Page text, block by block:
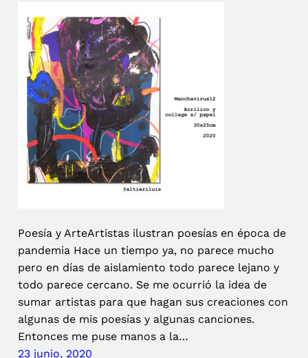
Poesía y ArteArtistas ilustran poesías en época de
pandemia Hace un tiempo ya, no parece mucho
pero en días de aislamiento todo parece lejano y
todo parece cercano. Se me ocurrió la idea de
sumar artistas para que hagan sus creaciones con
algunas de mis poesías y algunas canciones.
Entonces me puse manos a la…
23 junio, 2020